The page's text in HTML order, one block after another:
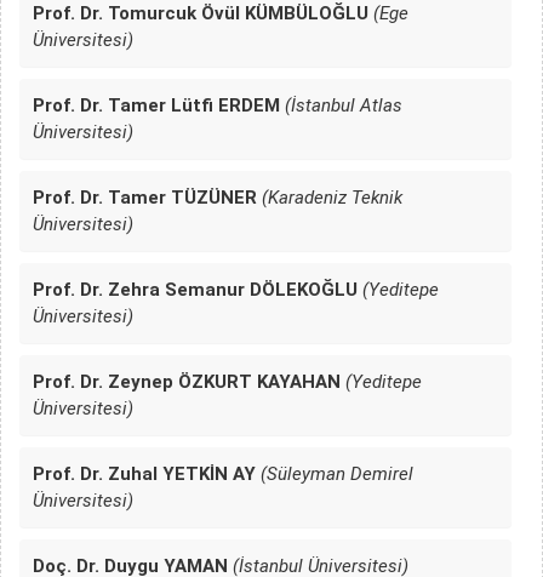
Prof. Dr. Tomurcuk Övül KÜMBÜLOĞLU (Ege
Üniversitesi)
Prof. Dr. Tamer Lütfi ERDEM (İstanbul Atlas
Üniversitesi)
Prof. Dr. Tamer TÜZÜNER (Karadeniz Teknik
Üniversitesi)
Prof. Dr. Zehra Semanur DÖLEKOĞLU (Yeditepe
Üniversitesi)
Prof. Dr. Zeynep ÖZKURT KAYAHAN (Yeditepe
Üniversitesi)
Prof. Dr. Zuhal YETKİN AY (Süleyman Demirel
Üniversitesi)
Doç. Dr. Duygu YAMAN (İstanbul Üniversitesi)